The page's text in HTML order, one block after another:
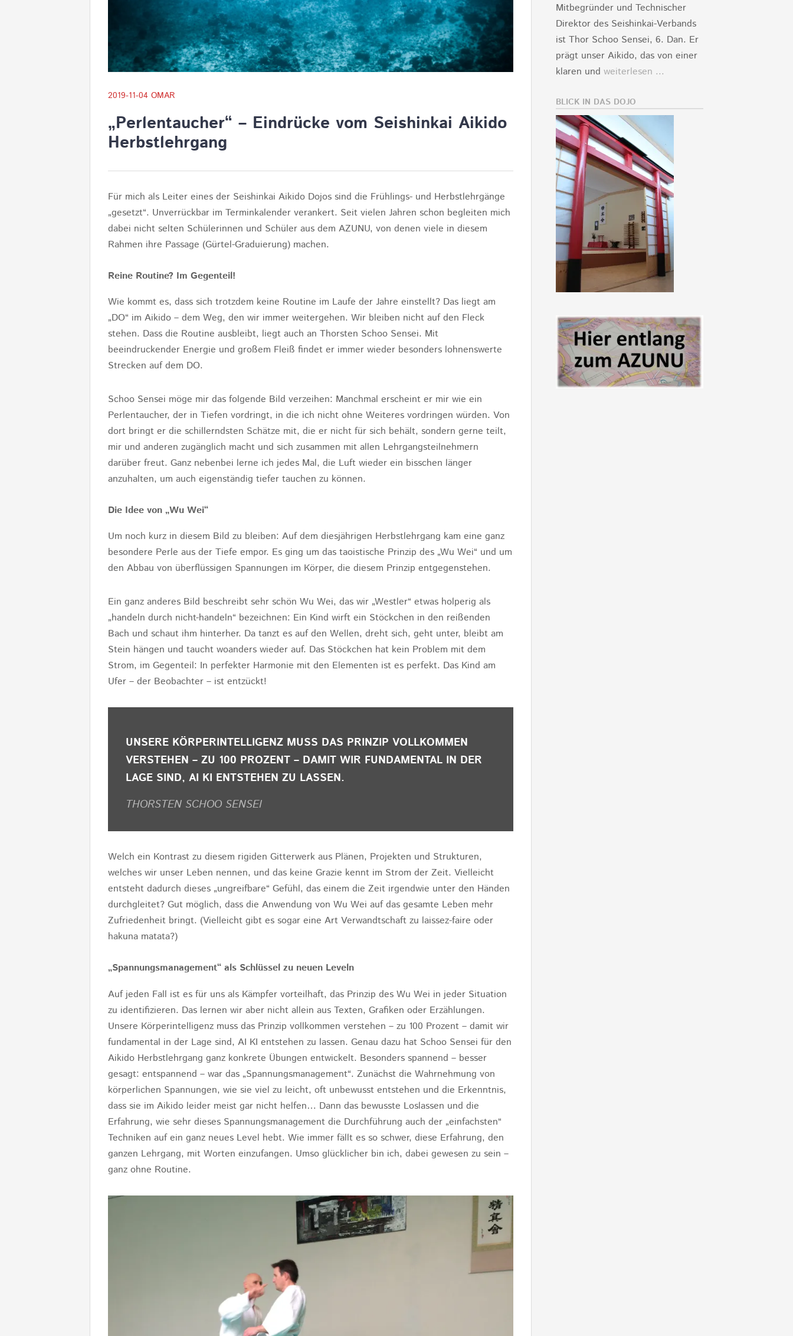
2019-11-04 OMAR
„Perlentaucher“ – Eindrücke vom Seishinkai Aikido
Herbstlehrgang
Für mich als Leiter eines der Seishinkai Aikido Dojos sind die Frühlings- und Herbstlehrgänge
„gesetzt“. Unverrückbar im Terminkalender verankert. Seit vielen Jahren schon begleiten mich
dabei nicht selten Schülerinnen und Schüler aus dem AZUNU, von denen viele in diesem
Rahmen ihre Passage (Gürtel-Graduierung) machen.
Reine Routine? Im Gegenteil!
Wie kommt es, dass sich trotzdem keine Routine im Laufe der Jahre einstellt? Das liegt am
„DO“ im Aikido – dem Weg, den wir immer weitergehen. Wir bleiben nicht auf den Fleck
stehen. Dass die Routine ausbleibt, liegt auch an Thorsten Schoo Sensei. Mit
beeindruckender Energie und großem Fleiß findet er immer wieder besonders lohnenswerte
Strecken auf dem DO.
Schoo Sensei möge mir das folgende Bild verzeihen: Manchmal erscheint er mir wie ein
Perlentaucher, der in Tiefen vordringt, in die ich nicht ohne Weiteres vordringen würden. Von
dort bringt er die schillerndsten Schätze mit, die er nicht für sich behält, sondern gerne teilt,
mir und anderen zugänglich macht und sich zusammen mit allen Lehrgangsteilnehmern
darüber freut. Ganz nebenbei lerne ich jedes Mal, die Luft wieder ein bisschen länger
anzuhalten, um auch eigenständig tiefer tauchen zu können.
Die Idee von „Wu Wei“
Um noch kurz in diesem Bild zu bleiben: Auf dem diesjährigen Herbstlehrgang kam eine ganz
besondere Perle aus der Tiefe empor. Es ging um das taoistische Prinzip des „Wu Wei“ und um
den Abbau von überflüssigen Spannungen im Körper, die diesem Prinzip entgegenstehen.
Ein ganz anderes Bild beschreibt sehr schön Wu Wei, das wir „Westler“ etwas holperig als
„handeln durch nicht-handeln“ bezeichnen: Ein Kind wirft ein Stöckchen in den reißenden
Bach und schaut ihm hinterher. Da tanzt es auf den Wellen, dreht sich, geht unter, bleibt am
Stein hängen und taucht woanders wieder auf. Das Stöckchen hat kein Problem mit dem
Strom, im Gegenteil: In perfekter Harmonie mit den Elementen ist es perfekt. Das Kind am
Ufer – der Beobachter – ist entzückt!
UNSERE KÖRPERINTELLIGENZ MUSS DAS PRINZIP VOLLKOMMEN
VERSTEHEN – ZU 100 PROZENT – DAMIT WIR FUNDAMENTAL IN DER
LAGE SIND, AI KI ENTSTEHEN ZU LASSEN.
THORSTEN SCHOO SENSEI
Welch ein Kontrast zu diesem rigiden Gitterwerk aus Plänen, Projekten und Strukturen,
welches wir unser Leben nennen, und das keine Grazie kennt im Strom der Zeit. Vielleicht
entsteht dadurch dieses „ungreifbare“ Gefühl, das einem die Zeit irgendwie unter den Händen
durchgleitet? Gut möglich, dass die Anwendung von Wu Wei auf das gesamte Leben mehr
Zufriedenheit bringt. (Vielleicht gibt es sogar eine Art Verwandtschaft zu laissez-faire oder
hakuna matata?)
„Spannungsmanagement“ als Schlüssel zu neuen Leveln
Auf jeden Fall ist es für uns als Kämpfer vorteilhaft, das Prinzip des Wu Wei in jeder Situation
zu identifizieren. Das lernen wir aber nicht allein aus Texten, Grafiken oder Erzählungen.
Unsere Körperintelligenz muss das Prinzip vollkommen verstehen – zu 100 Prozent – damit wir
fundamental in der Lage sind, AI KI entstehen zu lassen. Genau dazu hat Schoo Sensei für den
Aikido Herbstlehrgang ganz konkrete Übungen entwickelt. Besonders spannend – besser
gesagt: entspannend – war das „Spannungsmanagement“. Zunächst die Wahrnehmung von
körperlichen Spannungen, wie sie viel zu leicht, oft unbewusst entstehen und die Erkenntnis,
dass sie im Aikido leider meist gar nicht helfen… Dann das bewusste Loslassen und die
Erfahrung, wie sehr dieses Spannungsmanagement die Durchführung auch der „einfachsten“
Techniken auf ein ganz neues Level hebt. Wie immer fällt es so schwer, diese Erfahrung, den
ganzen Lehrgang, mit Worten einzufangen. Umso glücklicher bin ich, dabei gewesen zu sein –
ganz ohne Routine.
Mitbegründer und Technischer
Direktor des Seishinkai-Verbands
ist Thor Schoo Sensei, 6. Dan. Er
prägt unser Aikido, das von einer
klaren undweiterlesen ...
BLICK IN DAS DOJO